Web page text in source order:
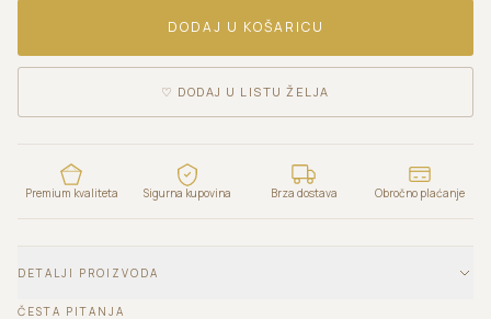
DODAJ U KOŠARICU
♡ DODAJ U LISTU ŽELJA
Premium kvaliteta Sigurna kupovina Brza dostava Obročno plaćanje
DETALJI PROIZVODA
ČESTA PITANJA